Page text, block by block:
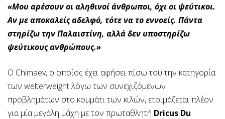
«Μου αρέσουν οι αληθινοί άνθρωποι, όχι οι ψεύτικοι.
Αν με αποκαλείς αδελφό, τότε να το εννοείς. Πάντα
στηρίζω την Παλαιστίνη, αλλά δεν υποστηρίζω
ψεύτικους ανθρώπους.»
Ο Chimaev, ο οποίος έχει αφήσει πίσω του την κατηγορία
των welterweight λόγω των συνεχιζόμενων
προβλημάτων στο κομμάτι των κιλών, ετοιμάζεται πλέον
για μία μεγάλη μάχη με τον πρωταθλητή Dricus Du